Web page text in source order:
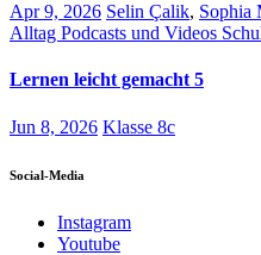
Apr 9, 2026 Selin Çalik, Sophia
Alltag Podcasts und Videos
Lernen leicht gemacht 5
Jun 8, 2026 Klasse 8c
Social-Media
Instagram
Youtube